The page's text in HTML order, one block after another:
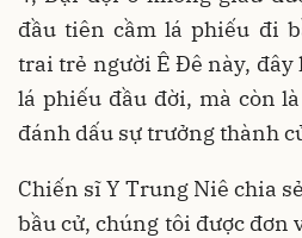
đầu tiên cầm lá phiếu đi
trai trẻ người Ê Đê này,
lá phiếu đầu đời, mà còn
đánh dấu sự trưởng thành
Chiến sĩ Y Trung Niê chia
bầu cử, chúng tôi được đơn